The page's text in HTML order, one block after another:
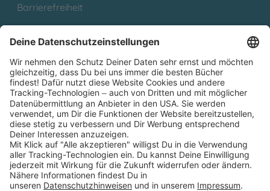
Barrierefreiheit
Partnerprogramm (Affiliate)
Folge uns auf
* Versandkostenfrei ab 9,00 € Bestellwert innerhalb
Deutschlands